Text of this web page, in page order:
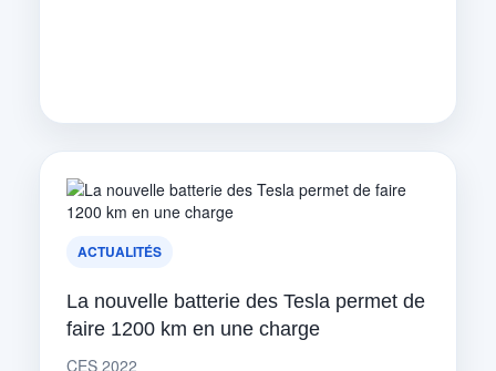
ACTUALITÉS
La nouvelle batterie des Tesla permet de
faire 1200 km en une charge
CES 2022